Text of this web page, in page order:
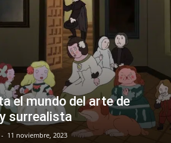
el mundo del arte de
surrealista
- 11 noviembre, 2023